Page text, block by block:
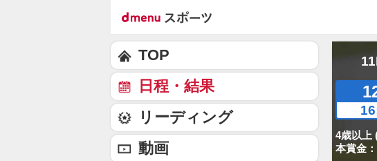
4歳以上
本賞金
TOP
日程・結果
リーディング
動画